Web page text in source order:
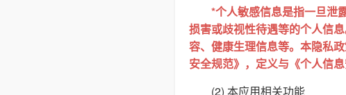
*个人敏感信息是指一旦泄
损害或歧视性待遇等的个人信
容、健康生理信息等。本隐私
安全规范》，定义与《个人信
(2) 本应用相关功能